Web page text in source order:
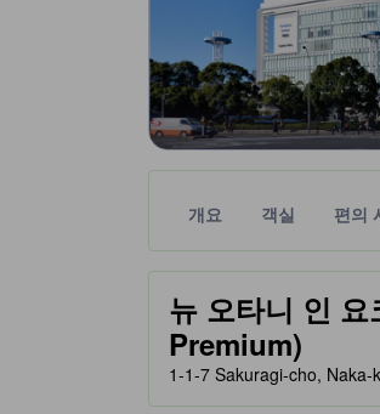
개요 객실 편의
뉴 오타니 인
Premium)
tooltip
노란색 별 표시는 기대할 수
1-1-7 Sakuragi-cho,